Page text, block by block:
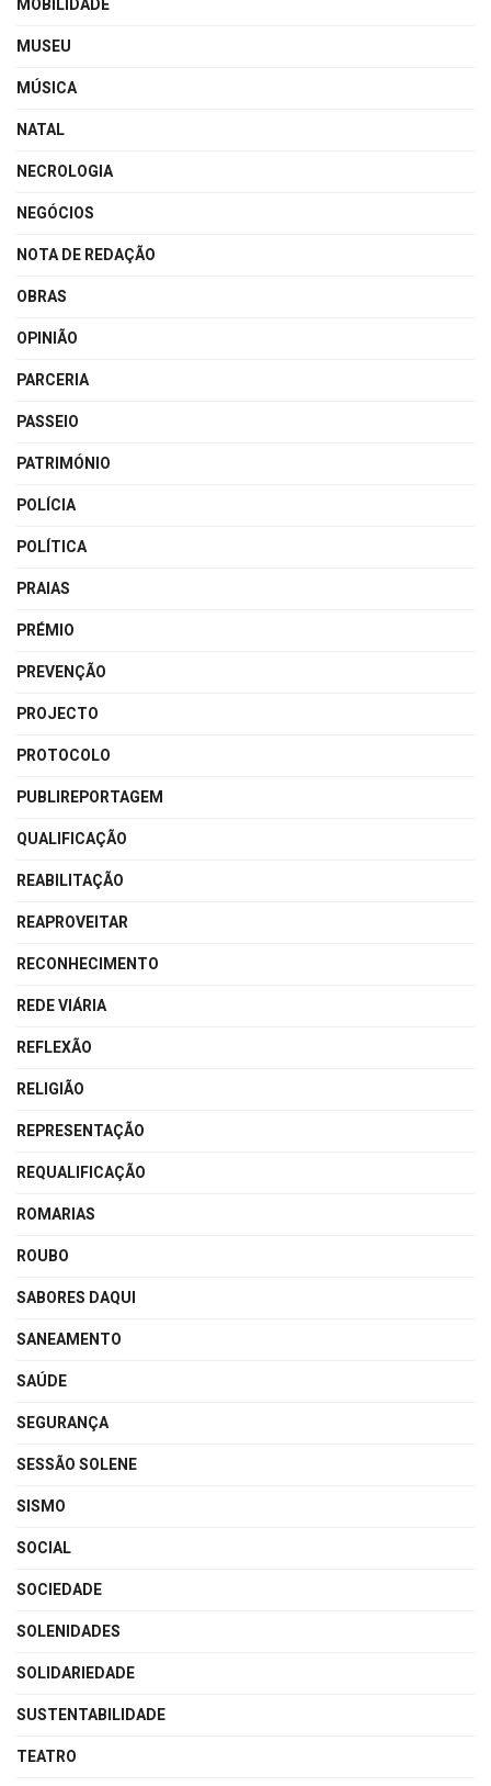
MOBILIDADE
MUSEU
MÚSICA
NATAL
NECROLOGIA
NEGÓCIOS
NOTA DE REDAÇÃO
OBRAS
OPINIÃO
PARCERIA
PASSEIO
PATRIMÓNIO
POLÍCIA
POLÍTICA
PRAIAS
PRÉMIO
PREVENÇÃO
PROJECTO
PROTOCOLO
PUBLIREPORTAGEM
QUALIFICAÇÃO
REABILITAÇÃO
REAPROVEITAR
RECONHECIMENTO
REDE VIÁRIA
REFLEXÃO
RELIGIÃO
REPRESENTAÇÃO
REQUALIFICAÇÃO
ROMARIAS
ROUBO
SABORES DAQUI
SANEAMENTO
SAÚDE
SEGURANÇA
SESSÃO SOLENE
SISMO
SOCIAL
SOCIEDADE
SOLENIDADES
SOLIDARIEDADE
SUSTENTABILIDADE
TEATRO